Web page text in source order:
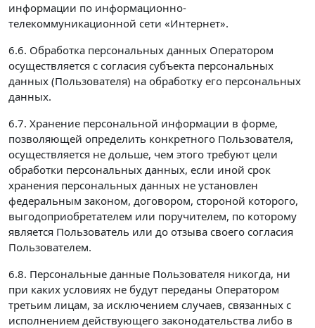
информации по информационно-
телекоммуникационной сети «Интернет».
6.6. Обработка персональных данных Оператором
осуществляется с согласия субъекта персональных
данных (Пользователя) на обработку его персональных
данных.
6.7. Хранение персональной информации в форме,
позволяющей определить конкретного Пользователя,
осуществляется не дольше, чем этого требуют цели
обработки персональных данных, если иной срок
хранения персональных данных не установлен
федеральным законом, договором, стороной которого,
выгодоприобретателем или поручителем, по которому
является Пользователь или до отзыва своего согласия
Пользователем.
6.8. Персональные данные Пользователя никогда, ни
при каких условиях не будут переданы Оператором
третьим лицам, за исключением случаев, связанных с
исполнением действующего законодательства либо в